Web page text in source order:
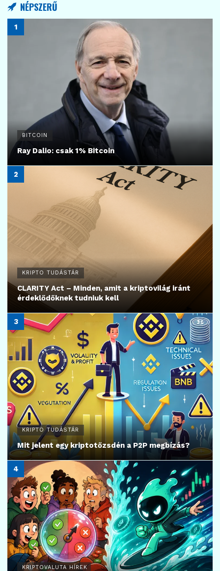
NÉPSZERŰ
BITCOIN
Ray Dalio: csak 1% Bitcoin
KRIPTO TUDÁSTÁR
CLARITY Act – Minden, amit a kriptovilág iránt
érdeklődőknek tudniuk kell
KRIPTO TUDÁSTÁR
Mit jelent egy kriptotőzsdén a P2P megbízás?
KRIPTOVALUTA HÍREK